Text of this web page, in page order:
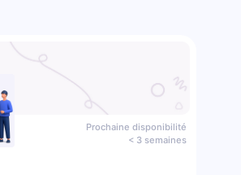
Prochaine disponibilité
< 3 semaines